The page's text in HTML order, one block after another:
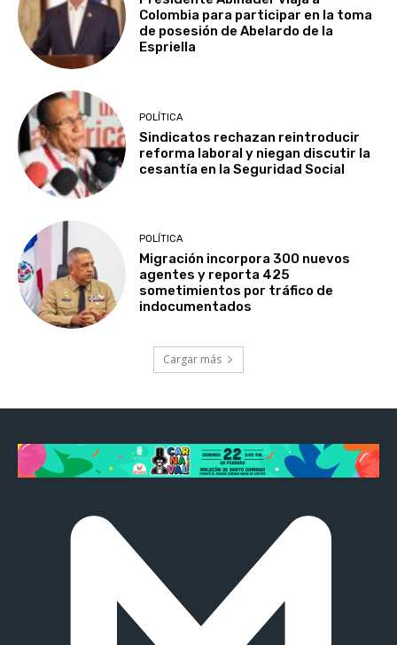
Colombia para participar en la toma
de posesión de Abelardo de la
Espriella
POLÍTICA
Sindicatos rechazan reintroducir
reforma laboral y niegan discutir la
cesantía en la Seguridad Social
POLÍTICA
Migración incorpora 300 nuevos
agentes y reporta 425
sometimientos por tráfico de
indocumentados
Cargar más